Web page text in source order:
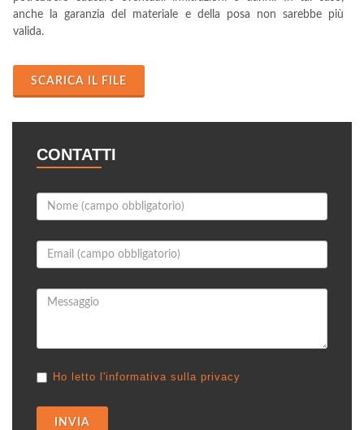
anche la garanzia del materiale e della posa non sarebbe più
valida.
SCARICA IL FILE
CONTATTI
Ho letto l'informativa sulla privacy
INVIA